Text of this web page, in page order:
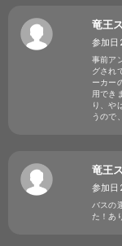
竜王
参加日
事前ア
グされ
ーカー
用でき
り、や
うので
竜王
参加日
バスの
た！あ